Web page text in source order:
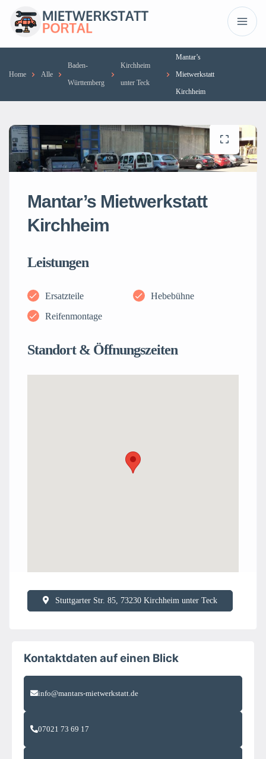
Home Alle
Baden-
Württemberg
Kirchheim
unter Teck
Mantar’s
Mietwerkstatt
Kirchheim
Mantar’s Mietwerkstatt
Kirchheim
Leistungen
Ersatzteile
Hebebühne
Reifenmontage
Standort & Öffnungszeiten
Stuttgarter Str. 85, 73230 Kirchheim unter Teck
Kontaktdaten auf einen Blick
info@mantars-mietwerkstatt.de
07021 73 69 17